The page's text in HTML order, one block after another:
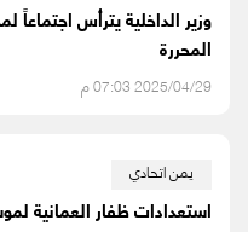
وزير الداخلية يترأس اجتماعاً
المحررة
2025/04/29 07:03 م
يمن اتحادي
استعدادات ظفار العمانية